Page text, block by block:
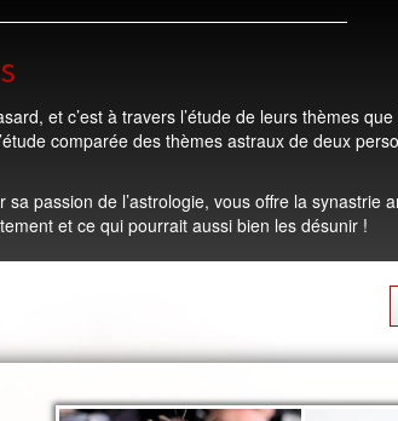
et c’est à travers l’étude de leurs thèmes
comparée des thèmes astraux de deux
passion de l’astrologie, vous offre la synastrie
et ce qui pourrait aussi bien les désunir !